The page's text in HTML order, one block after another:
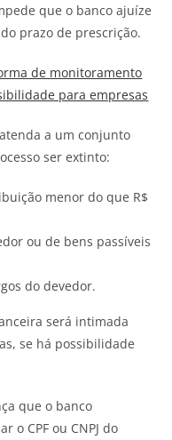
que o banco ajuíze
prazo de prescrição.
de monitoramento
para empresas
a um conjunto
ser extinto:
menor do que R$
ou de bens passíveis
do devedor.
será intimada
se há possibilidade
que o banco
o CPF ou CNPJ do